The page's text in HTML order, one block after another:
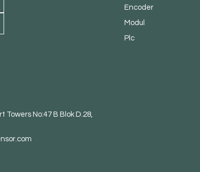
Encoder
Modul
Plc
Towers No:47 B Blok D.28,